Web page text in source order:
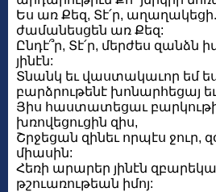
Ես առ Քեզ, Տէ՛ր,
ժամանեսցեն առ Քեզ:
Ընդէ՞ր, Տէ՛ր, մերժես զանձն
յինէն:
Տնանկ եւ վաստակաւոր եմ ես
բարձրութենէ խոնարհեցայ
Յիս հաստատեցաւ
խռովեցուցին զիս,
Շրջեցան զինեւ որպէս ջուր,
միասին:
Հեռի արարեր յինէն
թշուառութեան իմոյ: